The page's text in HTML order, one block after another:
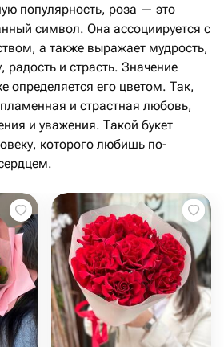
популярность, роза — это
символ. Она ассоциируется с
а также выражает мудрость,
радость и страсть. Значение
определяется его цветом. Так,
и страстная любовь,
и уважения. Такой букет
которого любишь по-